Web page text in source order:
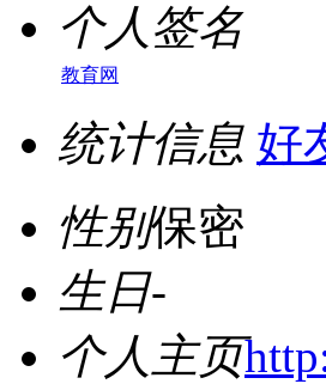
个人签名
教育网
统计信息 好
性别保密
生日-
个人主页